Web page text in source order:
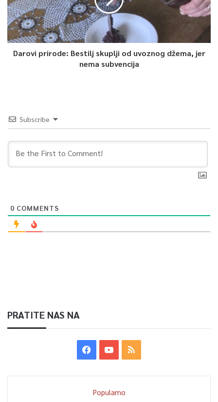
Darovi prirode: Bestilj skuplji od uvoznog džema, jer
nema subvencija
Subscribe
0 COMMENTS
PRATITE NAS NA
Popularno